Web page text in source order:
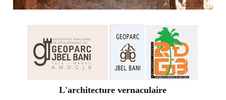
L'architecture vernaculaire